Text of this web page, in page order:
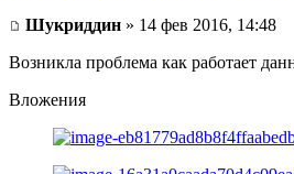
Шукриддин » 14 фев 2016, 14:48
Возникла проблема как работает
Вложения